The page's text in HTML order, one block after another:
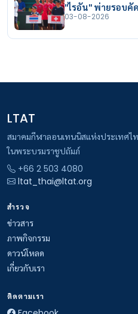
"ไรอัน" พ่ายรอบคั
03-08-2026
LTAT
สมาคมกีฬาลอนเทนนิสแห่งประเทศไ
ในพระบรมราชูปถัมภ์
+66 2 503 4080
ltat_thai@ltat.org
สำรวจ
ข่าวสาร
ภาพกิจกรรม
ดาวน์โหลด
เกี่ยวกับเรา
ติดตามเรา